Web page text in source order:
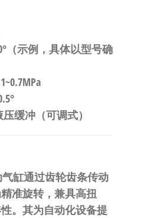
（示例，具体以型号确
缓冲（可调式）
气缸通过齿轮齿条传动
准旋转，兼具高扭
。其为自动化设备提